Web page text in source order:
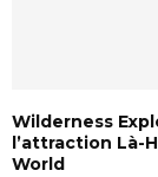
Wilderness
l’attraction Là-
World